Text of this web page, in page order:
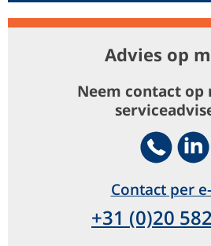
Telephone
Advies op
Neem contact op
Contact per
+31 (0)20